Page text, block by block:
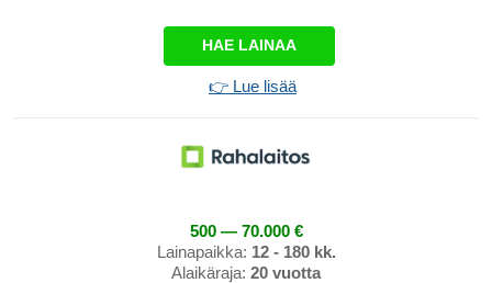
HAE LAINAA
👉 Lue lisää
500 — 70.000 €
Lainapaikka: 12 - 180 kk.
Alaikäraja: 20 vuotta